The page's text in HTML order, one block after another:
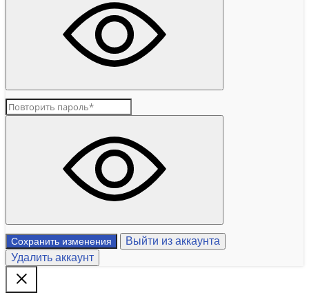
Сохранить изменения
Выйти из аккаунта
Удалить аккаунт